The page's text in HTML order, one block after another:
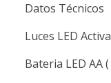
Datos Técnicos
Luces LED
Bateria LED AA